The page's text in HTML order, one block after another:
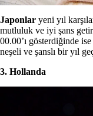
Japonlar yeni yıl
mutluluk ve iyi şans
00.00’ı gösterdiğinde
neşeli ve şanslı bir yıl
3. Hollanda